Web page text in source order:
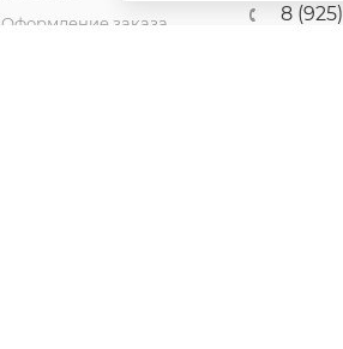
Оформление заказа
8